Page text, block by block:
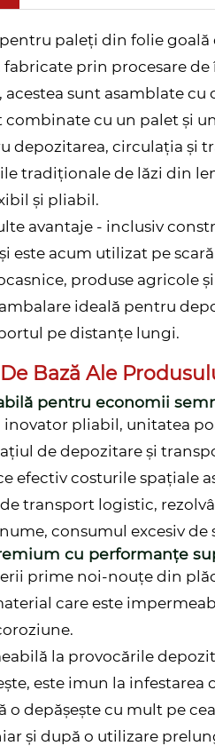
paleți din folie
prin procesare
acestea sunt asamblate
cu un palet și
depozitarea, circulația și
tradiționale de lăzi din
și pliabil.
avantaje - inclusiv
este acum utilizat pe
produse agricole
ambalare ideală pentru
pe distanțe lungi.
Bază Ale
pentru economii
inovator pliabil, unitatea
de depozitare și
efectiv costurile spațiale
transport logistic,
consumul excesiv de
cu performanțe
prime noi-nouțe din
care este
la provocările
este imun la infestarea
o depășește cu mult pe
și după o utilizare